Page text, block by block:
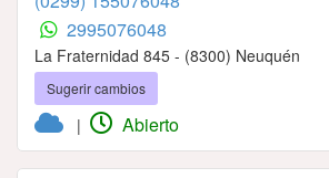
2995076048
La Fraternidad 845 - (8300) Neuquén
Sugerir cambios
| Abierto